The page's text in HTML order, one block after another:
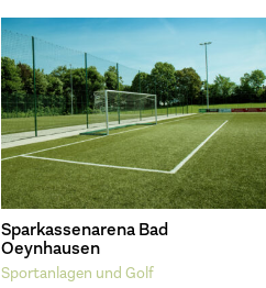
Sparkassenarena Bad
Oeynhausen
Sportanlagen und Golf